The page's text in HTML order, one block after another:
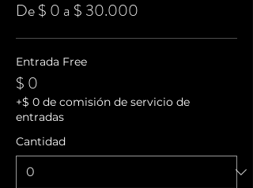
De $ 0 a $ 30.000
Entrada Free
$ 0
+$ 0 de comisión de servicio de
entradas
Cantidad